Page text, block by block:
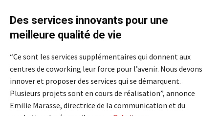
Des services innovants pour une
meilleure qualité de vie
“Ce sont les services supplémentaires qui donnent aux
centres de coworking leur force pour l’avenir. Nous devons
innover et proposer des services qui se démarquent.
Plusieurs projets sont en cours de réalisation”, annonce
Emilie Marasse, directrice de la communication et du